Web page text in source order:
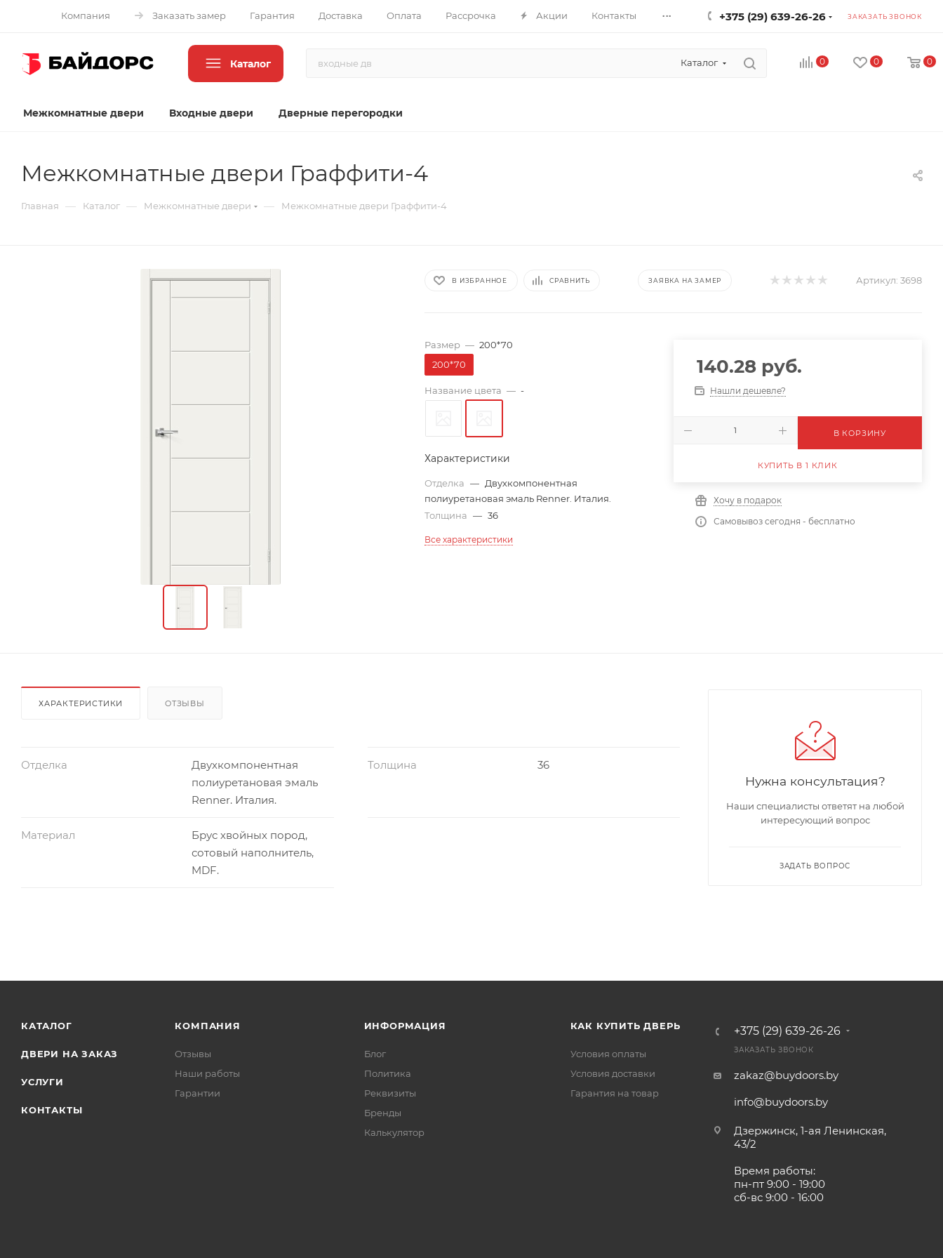
Компания Заказать замер Гарантия Доставка Оплата Рассрочка Акции Контакты ... +375 (29) 639-26-26 ЗАКАЗАТЬ ЗВОНОК
Каталог Каталог 0 0 0
Межкомнатные двери Входные двери Дверные перегородки
Межкомнатные двери Граффити-4
Главная — Каталог — Межкомнатные двери — Межкомнатные двери Граффити-4
В ИЗБРАННОЕ СРАВНИТЬ ЗАЯВКА НА ЗАМЕР Артикул: 3698
Размер — 200*70
200*70
Название цвета — -
Характеристики
Отделка — Двухкомпонентная
полиуретановая эмаль Renner. Италия.
Толщина — 36
Все характеристики
140.28руб.
Нашли дешевле?
В КОРЗИНУ
КУПИТЬ В 1 КЛИК
Хочу в подарок
Самовывоз сегодня - бесплатно
ХАРАКТЕРИСТИКИ ОТЗЫВЫ
Отделка
Двухкомпонентная
полиуретановая эмаль
Renner. Италия.
Толщина 36
Материал
Брус хвойных пород,
сотовый наполнитель,
MDF.
Нужна консультация?
Наши специалисты ответят на любой
интересующий вопрос
ЗАДАТЬ ВОПРОС
КАТАЛОГ
ДВЕРИ НА ЗАКАЗ
УСЛУГИ
КОНТАКТЫ
КОМПАНИЯ
Отзывы
Наши работы
Гарантии
ИНФОРМАЦИЯ
Блог
Политика
Реквизиты
Бренды
Калькулятор
КАК КУПИТЬ ДВЕРЬ
Условия оплаты
Условия доставки
Гарантия на товар
+375 (29) 639-26-26
ЗАКАЗАТЬ ЗВОНОК
zakaz@buydoors.by
info@buydoors.by
Дзержинск, 1-ая Ленинская,
43/2
Время работы:
пн-пт 9:00 - 19:00
сб-вс 9:00 - 16:00